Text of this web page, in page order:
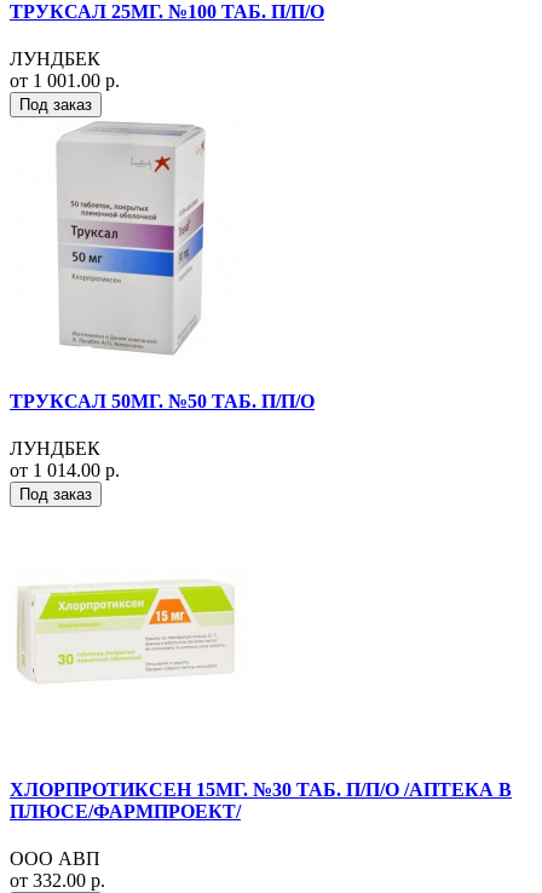
ТРУКСАЛ 25МГ. №100 ТАБ. П/П/О
ЛУНДБЕК
от 1 001.00 р.
Под заказ
ТРУКСАЛ 50МГ. №50 ТАБ. П/П/О
ЛУНДБЕК
от 1 014.00 р.
Под заказ
ХЛОРПРОТИКСЕН 15МГ. №30 ТАБ. П/П/О /АПТЕКА В
ПЛЮСЕ/ФАРМПРОЕКТ/
ООО АВП
от 332.00 р.